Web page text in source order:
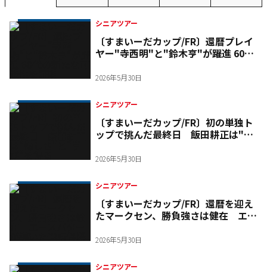
シニアツアー
〔すまいーだカップ/FR〕還暦プレイ
ヤー"寺西明"と"鈴木亨"が躍進 60代
2026年5月30日
シニアツアー
〔すまいーだカップ/FR〕初の単独ト
ップで挑んだ最終日 飯田耕正は"悔
2026年5月30日
シニアツアー
〔すまいーだカップ/FR〕還暦を迎え
たマークセン、勝負強さは健在 エー
2026年5月30日
シニアツアー